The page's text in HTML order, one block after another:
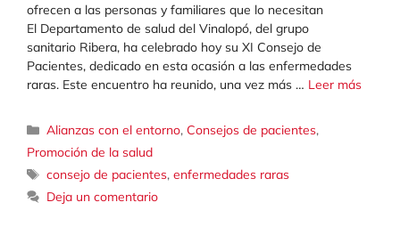
ofrecen a las personas y familiares que lo necesitan
El Departamento de salud del Vinalopó, del grupo
sanitario Ribera, ha celebrado hoy su XI Consejo de
Pacientes, dedicado en esta ocasión a las enfermedades
raras. Este encuentro ha reunido, una vez más … Leer más
Categorías
Alianzas con el entorno,Consejos de pacientes,
Promoción de la salud
Etiquetas
consejo de pacientes,enfermedades raras
Deja un comentario